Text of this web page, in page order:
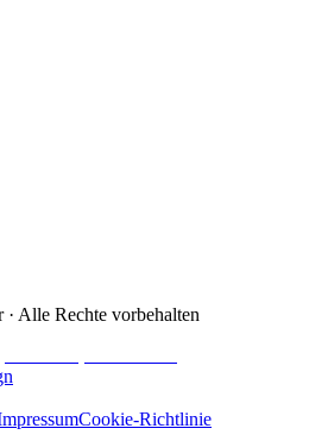
Alle Rechte vorbehalten
Cookie-Richtlinie